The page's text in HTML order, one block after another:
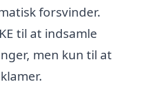
forsvinder.
til at indsamle
men kun til at